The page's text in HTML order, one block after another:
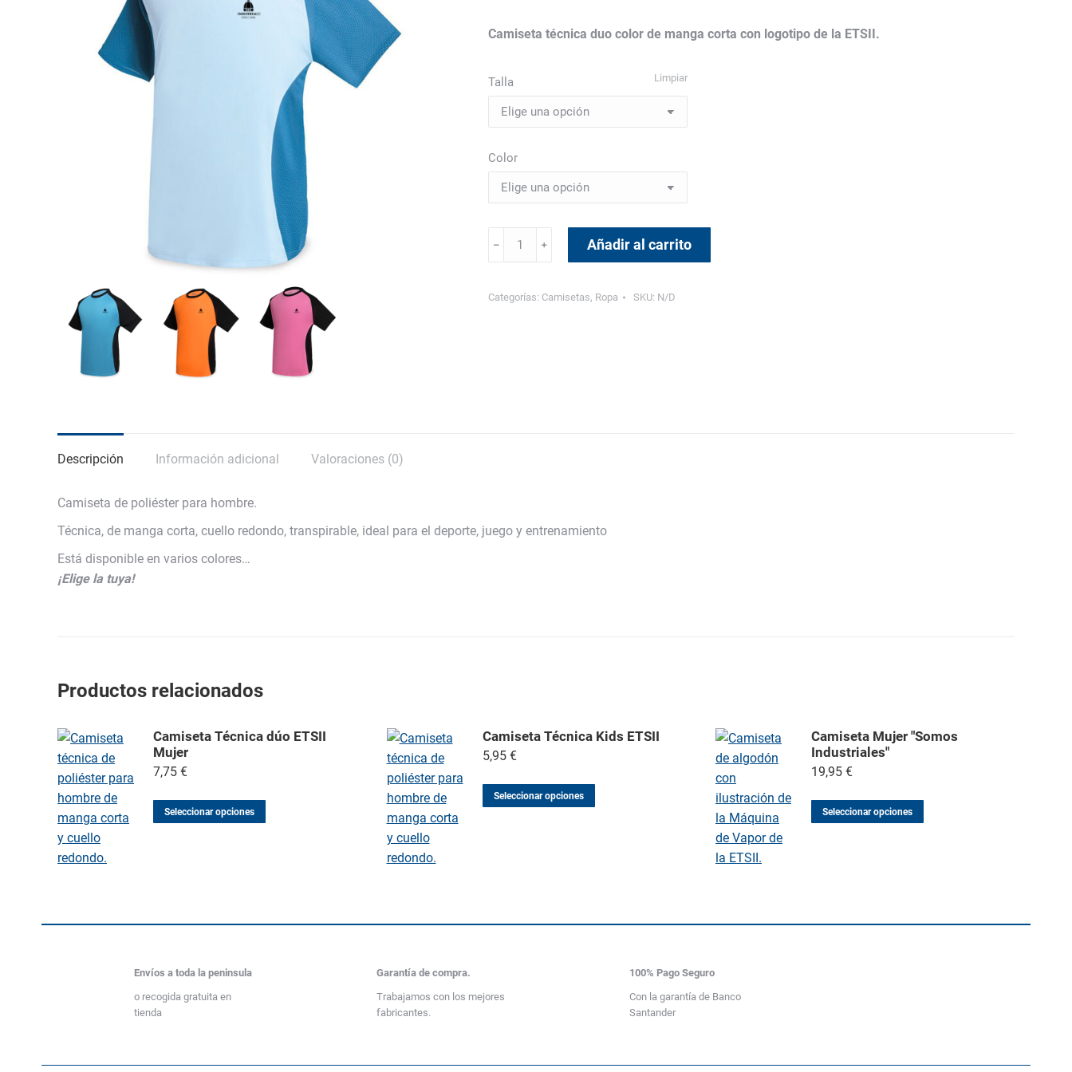
Camiseta técnica duo color de manga corta con logotipo de la ETSII.
Talla
Color
Limpiar
Camiseta
ETSII
﹣ ﹢ Añadir al carrito
Categorías: Camisetas, Ropa SKU: N/D
Descripción Información adicional Valoraciones (0)
Camiseta de poliéster para hombre.
Técnica, de manga corta, cuello redondo, transpirable, ideal para el deporte, juego y entrenamiento
Está disponible en varios colores…
¡Elige la tuya!
Productos relacionados
Camiseta Técnica dúo ETSII
Mujer
7,75 €
Seleccionar opciones
Camiseta Técnica Kids ETSII
5,95 €
Seleccionar opciones
Camiseta Mujer "Somos
Industriales"
19,95 €
Seleccionar opciones
Envíos a toda la peninsula
o recogida gratuita en
tienda
Garantía de compra.
Trabajamos con los mejores
fabricantes.
100% Pago Seguro
Con la garantía de Banco
Santander